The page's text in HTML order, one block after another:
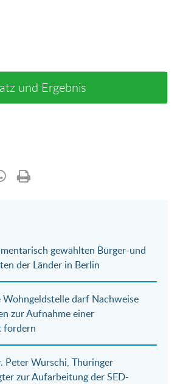
und Ergebnis
gewählten Bürger-und
der Länder in Berlin
darf Nachweise
zur Aufnahme einer
fordern
Peter Wurschi, Thüringer
zur Aufarbeitung der SED-